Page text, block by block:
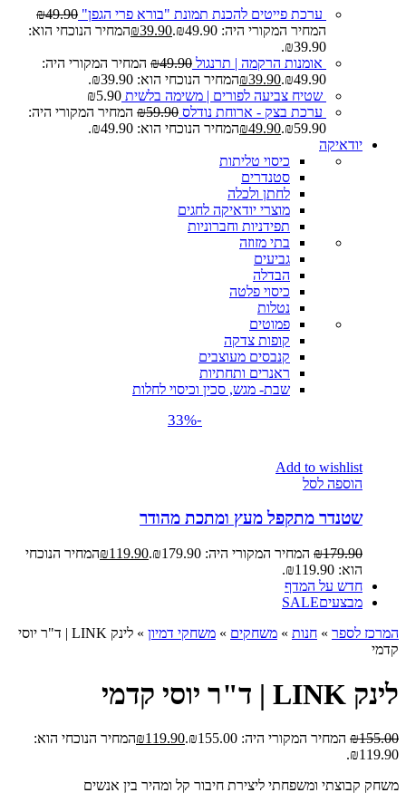
ערכת פייטים להכנת תמונת "בורא פרי הגפן" ₪49.90
המחיר המקורי היה: ₪49.90.
₪39.90
המחיר הנוכחי הוא:
₪39.90.
אומנות הרקמה | תרנגול
₪49.90
המחיר המקורי היה:
₪49.90.
₪39.90
המחיר הנוכחי הוא: ₪39.90.
שטיח צביעה לפורים | משימה בלשית
₪5.90
ערכת בצק - ארוחת נודלס
₪59.90
המחיר המקורי היה:
₪59.90.
₪49.90
המחיר הנוכחי הוא: ₪49.90.
יודאיקה
כיסוי טליתות
סטנדרים
לחתן ולכלה
מוצרי יודאיקה לחגים
תפידניות וחברוניות
בתי מזוזה
גביעים
הבדלה
כיסוי פלטה
נטלות
פמוטים
קופות צדקה
קנבסים מעוצבים
ראנרים ותחתיות
שבת- מגש, סכין וכיסוי לחלות
-33%
Add to wishlist
הוספה לסל
שטנדר מתקפל מעץ ומתכת מהודר
₪179.90 המחיר המקורי היה: ₪179.90. ₪119.90
המחיר הנוכחי
הוא: ₪119.90.
חדש על המדף
מבצעיםSALE
המרכז לספר » חנות » משחקים » משחקי דמיון »
לינק LINK | ד"ר יוסי
קדמי
לינק LINK | ד"ר יוסי קדמי
₪155.00 המחיר המקורי היה: ₪155.00. ₪119.90
המחיר הנוכחי הוא:
₪119.90.
משחק קבוצתי ומשפחתי ליצירת חיבור קל ומהיר בין אנשים